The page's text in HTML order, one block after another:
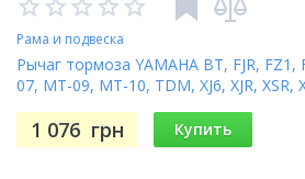
Рама и подвеска
Рычаг тормоза YAMAHA BT, FJR,
07, MT-09, MT-10, TDM, XJ6, XJR, XSR,
1 076 грн Купить